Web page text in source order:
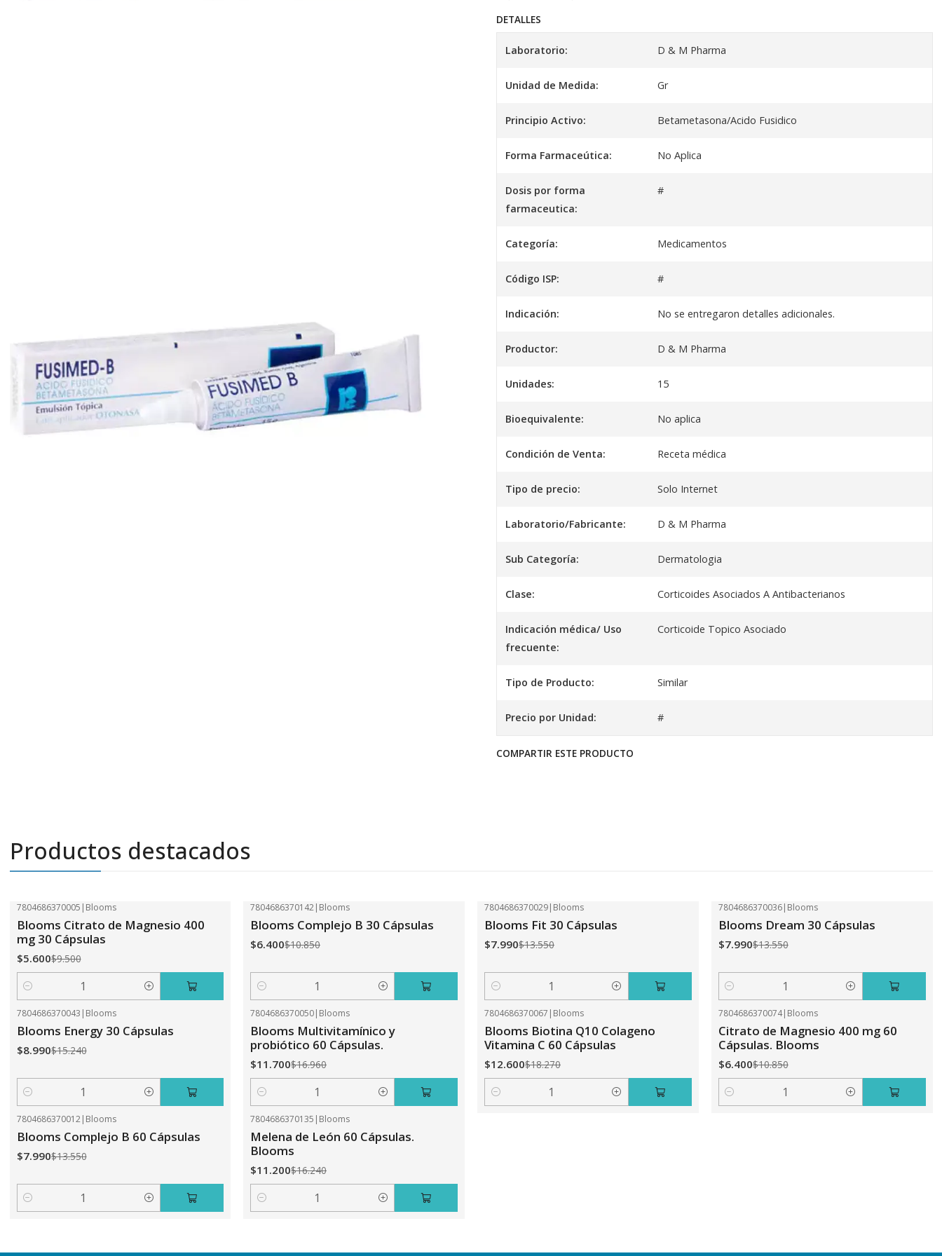
DETALLES
Laboratorio: D & M Pharma
Unidad de Medida: Gr
Principio Activo: Betametasona/Acido Fusidico
Forma Farmaceútica: No Aplica
Dosis por forma
farmaceutica:
#
Categoría: Medicamentos
Código ISP: #
Indicación: No se entregaron detalles adicionales.
Productor: D & M Pharma
Unidades: 15
Bioequivalente: No aplica
Condición de Venta: Receta médica
Tipo de precio: Solo Internet
Laboratorio/Fabricante: D & M Pharma
Sub Categoría: Dermatologia
Clase: Corticoides Asociados A Antibacterianos
Indicación médica/ Uso
frecuente:
Corticoide Topico Asociado
Tipo de Producto: Similar
Precio por Unidad: #
COMPARTIR ESTE PRODUCTO
Productos destacados
7804686370005 | Blooms
Blooms Citrato de Magnesio 400
mg 30 Cápsulas
$5.600$9.500
Cantidad
7804686370142| Blooms
Blooms Complejo B 30 Cápsulas
$6.400$10.850
Cantidad
7804686370029| Blooms
Blooms Fit 30 Cápsulas
$7.990$13.550
Cantidad
7804686370036| Blooms
Blooms Dream 30 Cápsulas
$7.990$13.550
Cantidad
7804686370043 | Blooms
Blooms Energy 30 Cápsulas
$8.990$15.240
Cantidad
7804686370050| Blooms
Blooms Multivitamínico y
probiótico 60 Cápsulas.
$11.700$16.960
Cantidad
7804686370067 | Blooms
Blooms Biotina Q10 Colageno
Vitamina C 60 Cápsulas
$12.600$18.270
Cantidad
7804686370074| Blooms
Citrato de Magnesio 400 mg 60
Cápsulas. Blooms
$6.400$10.850
Cantidad
7804686370012| Blooms
Blooms Complejo B 60 Cápsulas
$7.990$13.550
Cantidad
7804686370135 | Blooms
Melena de León 60 Cápsulas.
Blooms
$11.200$16.240
Cantidad